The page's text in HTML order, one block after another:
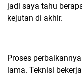
jadi saya tahu
kejutan di akhir.
Proses
lama. Teknisi